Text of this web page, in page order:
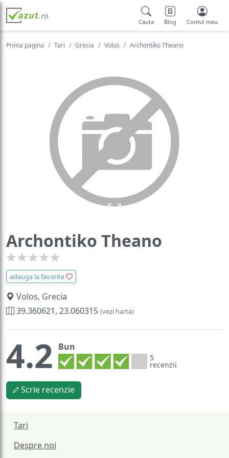
Cauta Blog Contul meu
Prima pagina Tari Grecia Volos Archontiko Theano
Archontiko Theano
adauga la favorite
Volos, Grecia
39.360621, 23.060315 (vezi harta)
4.2 Bun
5
recenzii
Scrie recenzie
Tari
Despre noi